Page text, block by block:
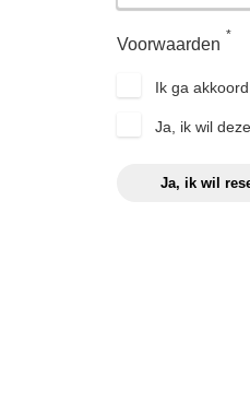
Voorwaarden *
Ik ga
Ja, ik wil
Ja, ik wil